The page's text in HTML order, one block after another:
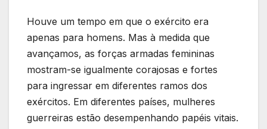
Houve um tempo em que o exército era
apenas para homens. Mas à medida que
avançamos, as forças armadas femininas
mostram-se igualmente corajosas e fortes
para ingressar em diferentes ramos dos
exércitos. Em diferentes países, mulheres
guerreiras estão desempenhando papéis vitais.